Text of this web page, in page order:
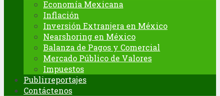
Economía Mexicana
Inflación
Inversión Extranjera en México
Nearshoring en México
Balanza de Pagos y Comercial
Mercado Público de Valores
Impuestos
Publirreportajes
Contáctenos